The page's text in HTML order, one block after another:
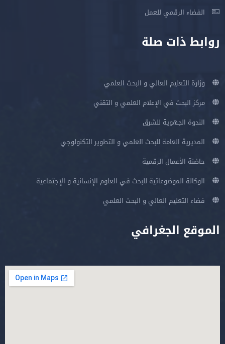
الفضاء الرقمي للعمل
روابط ذات صلة
وزارة التعليم العالي و البحث العلمي
مركز البحث في الإعلام العلمي و التقني
الندوة الجهوية للشرق
المديرية العامة للبحث العلمي و التطوير التكنولوجي
حاضنة الأعمال الرقمية
الوكالة الموضوعاتية للبحث في العلوم الإنسانية و الإجتماعية
فضاء التعليم العالي و البحث العلمي
الموقع الجغرافي